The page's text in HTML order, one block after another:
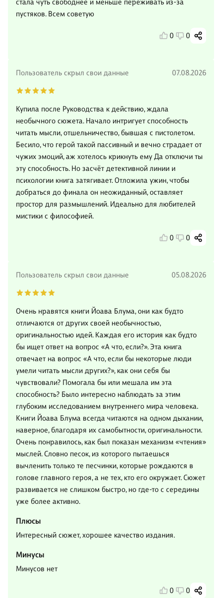
стала чуть свободнее и меньше переживать из-за
пустяков. Всем советую
0 0
Пользователь скрыл свои данные 07.08.2026
Купила после Руководства к действию, ждала
необычного сюжета. Начало интригует способность
читать мысли, отшельничество, бывшая с пистолетом.
Бесило, что герой такой пассивный и вечно страдает от
чужих эмоций, аж хотелось крикнуть ему Да отключи ты
эту способность. Но засчёт детективной линии и
психологии книга затягивает. Отложила ужин, чтобы
добраться до финала он неожиданный, оставляет
простор для размышлений. Идеально для любителей
мистики с философией.
0 0
Пользователь скрыл свои данные 05.08.2026
Очень нравятся книги Йоава Блума, они как будто
отличаются от других своей необычностью,
оригинальностью идей. Каждая его история как будто
бы ищет ответ на вопрос «А что, если?». Эта книга
отвечает на вопрос «А что, если бы некоторые люди
умели читать мысли других?», как они себя бы
чувствовали? Помогала бы или мешала им эта
способность? Было интересно наблюдать за этим
глубоким исследованием внутреннего мира человека.
Книги Йоава Блума всегда читаются на одном дыхании,
наверное, благодаря их самобытности, оригинальности.
Очень понравилось, как был показан механизм «чтения»
мыслей. Словно песок, из которого пытаешься
вычленить только те песчинки, которые рождаются в
голове главного героя, а не тех, кто его окружает. Сюжет
развивается не слишком быстро, но где-то с середины
уже более активно.
Плюсы
Интересный сюжет, хорошее качество издания.
Минусы
Минусов нет
0 0